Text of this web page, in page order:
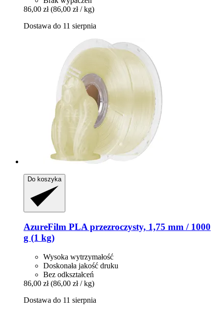
86,00 zł (86,00 zł / kg)
Dostawa do 11 sierpnia
Do koszyka
AzureFilm PLA przezroczysty, 1,75 mm / 1000
g (1 kg)
Wysoka wytrzymałość
Doskonała jakość druku
Bez odkształceń
86,00 zł (86,00 zł / kg)
Dostawa do 11 sierpnia